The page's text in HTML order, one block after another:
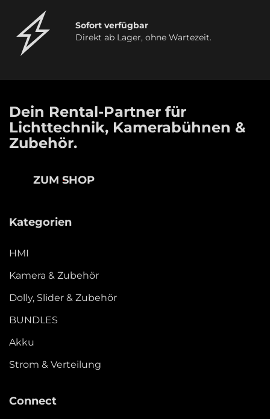
Sofort verfügbar
Direkt ab Lager, ohne Wartezeit.
Dein Rental-Partner für
Lichttechnik, Kamerabühnen &
Zubehör.
ZUM SHOP
Kategorien
HMI
Kamera & Zubehör
Dolly, Slider & Zubehör
BUNDLES
Akku
Strom & Verteilung
Connect